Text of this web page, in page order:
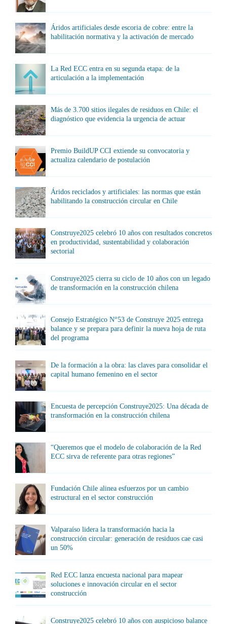
Áridos artificiales desde escoria de cobre: entre la
habilitación normativa y la activación de mercado
La Red ECC entra en su segunda etapa: de la
articulación a la implementación
Más de 3.700 sitios ilegales de residuos en Chile: el
diagnóstico que evidencia la urgencia de actuar
Premio BuildUP CCI extiende su convocatoria y
actualiza calendario de postulación
Áridos reciclados y artificiales: las normas que están
habilitando la construcción circular en Chile
Construye2025 celebró 10 años con resultados concretos
en productividad, sustentabilidad y colaboración
sectorial
Construye2025 cierra su ciclo de 10 años con un legado
de transformación en la construcción chilena
Consejo Estratégico N°53 de Construye 2025 entrega
balance y se prepara para definir la nueva hoja de ruta
del programa
De la formación a la obra: las claves para consolidar el
capital humano femenino en el sector
Encuesta de percepción Construye2025: Una década de
transformación en la construcción chilena
“Queremos que el modelo de colaboración de la Red
ECC sirva de referente para otras regiones”
Fundación Chile alinea esfuerzos por un cambio
estructural en el sector construcción
Valparaíso lidera la transformación hacia la
construcción circular: generación de residuos cae casi
un 50%
Red ECC lanza encuesta nacional para mapear
soluciones e innovación circular en el sector
construcción
Construye2025 celebró 10 años con auspicioso balance